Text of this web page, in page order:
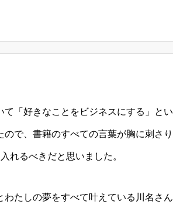
「好きなことをビジネスにする」とい
で、書籍のすべての言葉が胸に刺さり
れるべきだと思いました。
たしの夢をすべて叶えている川名さん